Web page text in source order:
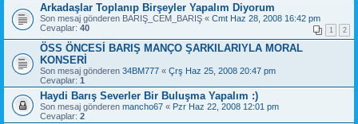
Arkadaşlar Toplanıp Birşeyler Yapalım Diyorum
Son mesaj gönderen BARIŞ_CEM_BARIŞ « Cmt Haz 28, 2008 16:42 pm
Cevaplar: 40 1 2
ÖSS ÖNCESİ BARIŞ MANÇO ŞARKILARIYLA MORAL
KONSERİ
Son mesaj gönderen 34BM777 « Çrş Haz 25, 2008 20:47 pm
Cevaplar: 1
Haydi Barış Severler Bir Buluşma Yapalım :)
Son mesaj gönderen mancho67 « Pzr Haz 22, 2008 12:01 pm
Cevaplar: 2